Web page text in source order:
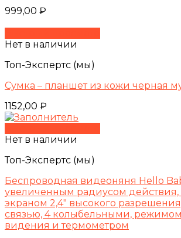
999,00 ₽
Нет в наличии
Топ-Экспертс (мы)
Сумка – планшет из кожи черная
1152,00 ₽
Нет в наличии
Топ-Экспертс (мы)
Беспроводная видеоняня Hello
увеличенным радиусом
экраном 2,4″ высокого
связью, 4 колыбельными,
видения и термометром